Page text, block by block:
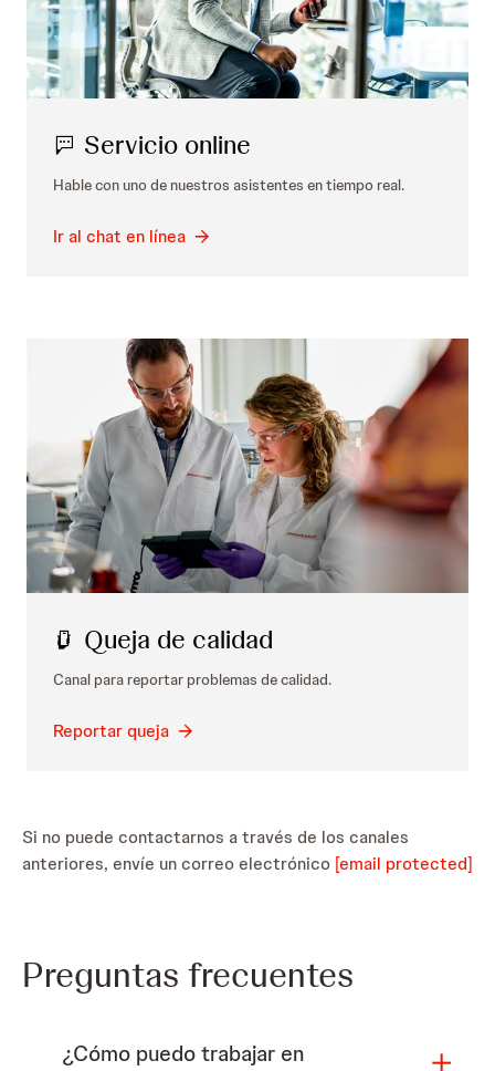
Servicio online
Hable con uno de nuestros asistentes en tiempo real.
Ir al chat en línea
Queja de calidad
Canal para reportar problemas de calidad.
Reportar queja
Si no puede contactarnos a través de los canales
anteriores, envíe un correo electrónico [email protected]
Preguntas frecuentes
¿Cómo puedo trabajar en